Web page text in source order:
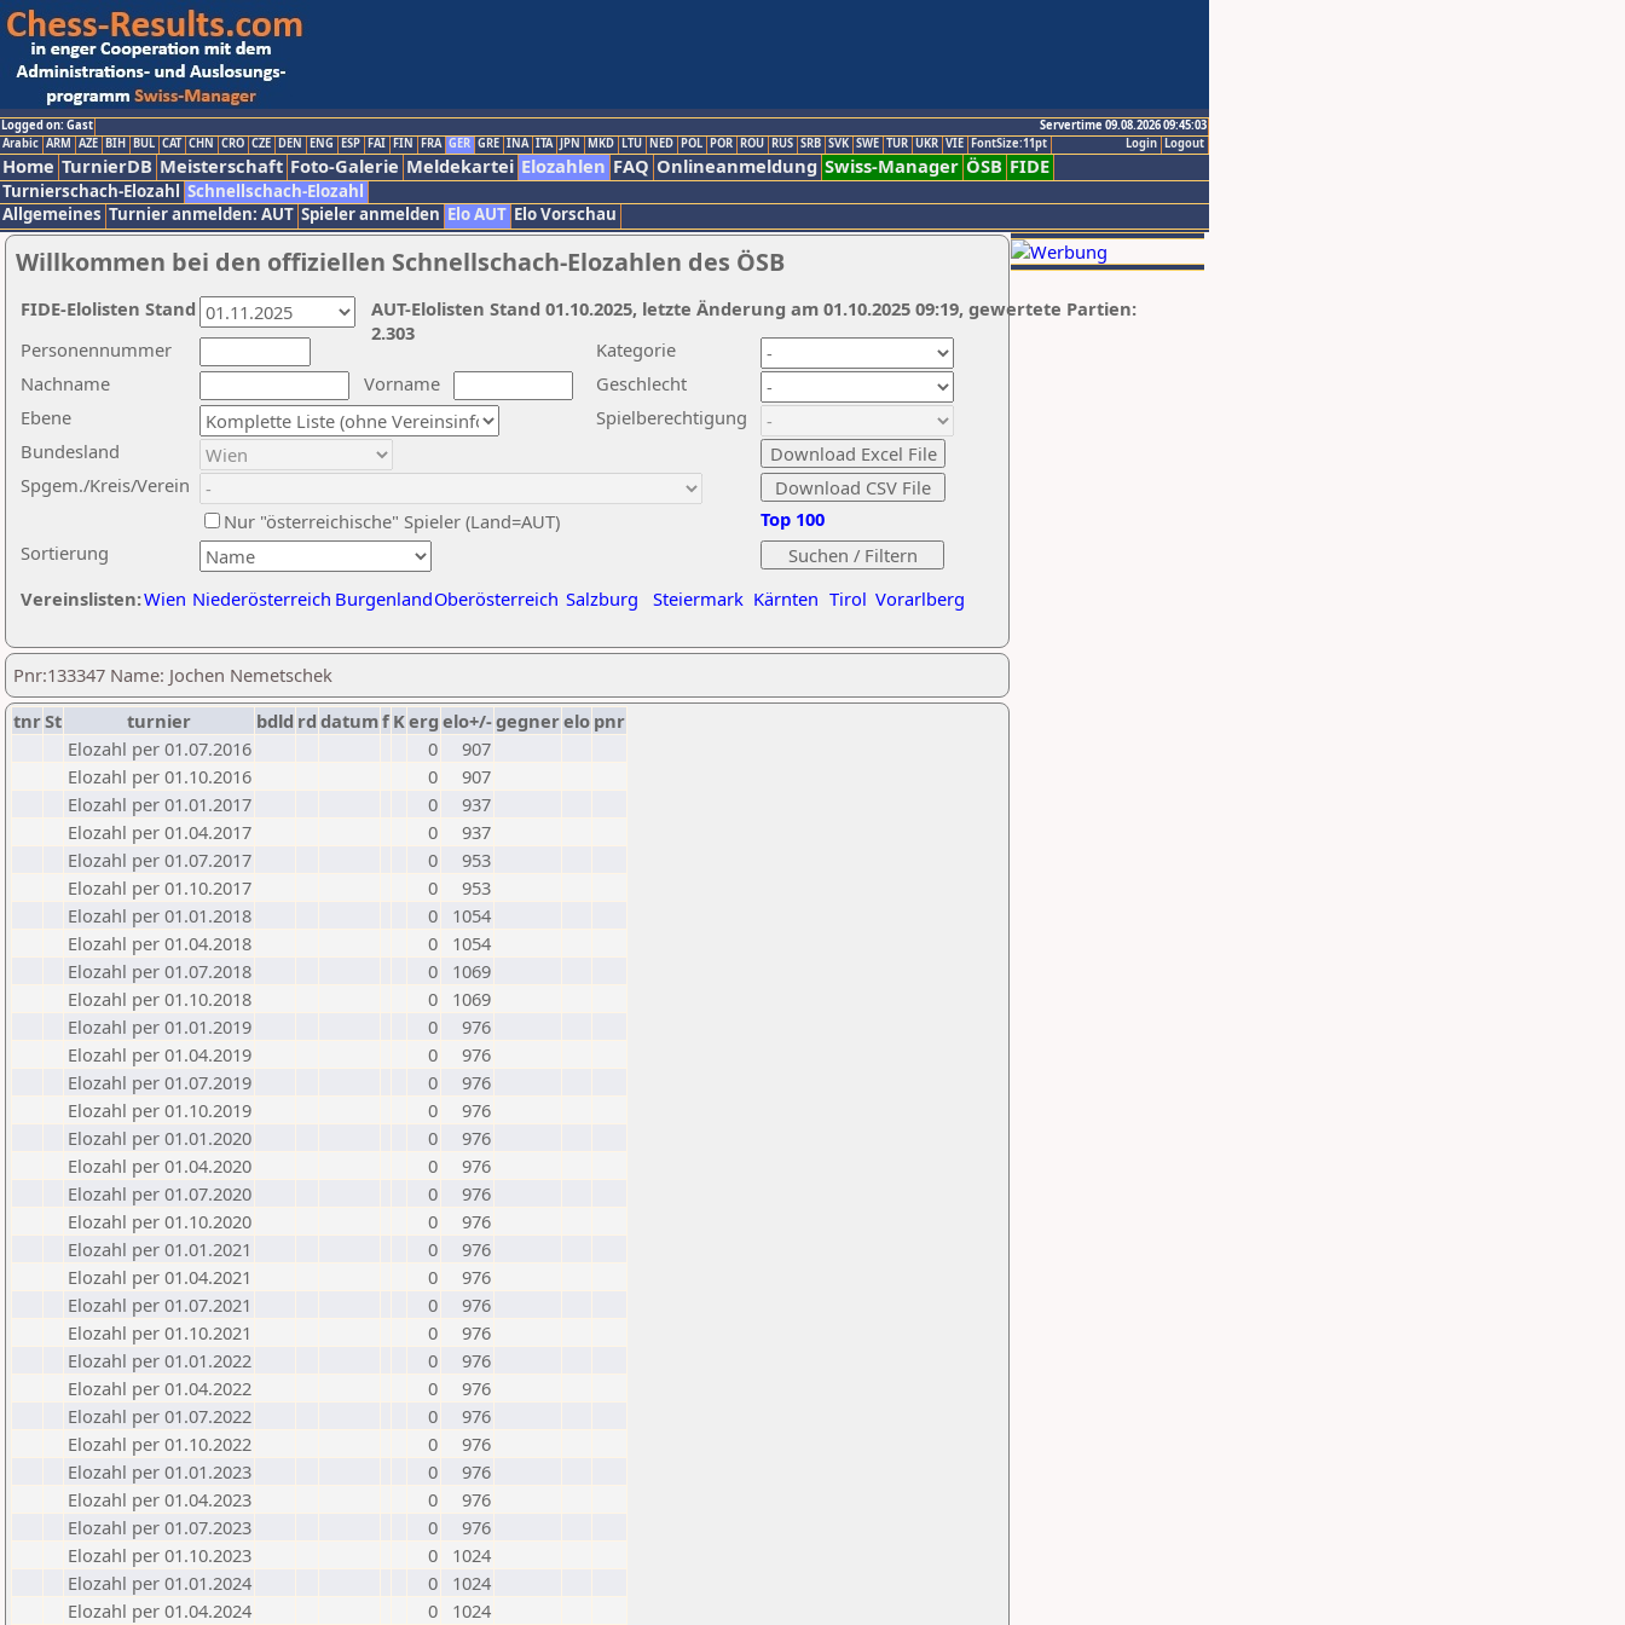
Logged on: Gast
Servertime 09.08.2026 09:45:03
Logout
Login
Arabic ARM AZE BIH BUL CAT CHN CRO CZE DEN ENG ESP FAI FIN FRA GER GRE INA ITA JPN MKD LTU NED POL POR ROU RUS SRB SVK SWE TUR UKR VIE FontSize:11pt
Home TurnierDB Meisterschaft Foto-Galerie Meldekartei Elozahlen FAQ Onlineanmeldung Swiss-Manager ÖSB FIDE
Turnierschach-Elozahl Schnellschach-Elozahl
Allgemeines Turnier anmelden: AUT Spieler anmelden Elo AUT Elo Vorschau
Willkommen bei den offiziellen Schnellschach-Elozahlen des ÖSB
Nachname
Vorname
Ebene
Kategorie
Sortierung
Personennummer
Bundesland
Spgem./Kreis/Verein
Geschlecht
Nur "österreichische" Spieler (Land=AUT)
Spielberechtigung
Vereinslisten:Wien Niederösterreich BurgenlandOberösterreich Salzburg Steiermark Kärnten Tirol Vorarlberg
Top 100
AUT-Elolisten Stand 01.10.2025, letzte Änderung am 01.10.2025 09:19, gewertete Partien:
2.303
FIDE-Elolisten Stand
Pnr:133347 Name: Jochen Nemetschek
tnrSt turnier bdld rd datumf Kerg elo+/-gegnerelo pnr
Elozahl per 01.07.2016
0
907
Elozahl per 01.10.2016
0
907
Elozahl per 01.01.2017
0
937
Elozahl per 01.04.2017
0
937
Elozahl per 01.07.2017
0
953
Elozahl per 01.10.2017
0
953
Elozahl per 01.01.2018
0
1054
Elozahl per 01.04.2018
0
1054
Elozahl per 01.07.2018
0
1069
Elozahl per 01.10.2018
0
1069
Elozahl per 01.01.2019
0
976
Elozahl per 01.04.2019
0
976
Elozahl per 01.07.2019
0
976
Elozahl per 01.10.2019
0
976
Elozahl per 01.01.2020
0
976
Elozahl per 01.04.2020
0
976
Elozahl per 01.07.2020
0
976
Elozahl per 01.10.2020
0
976
Elozahl per 01.01.2021
0
976
Elozahl per 01.04.2021
0
976
Elozahl per 01.07.2021
0
976
Elozahl per 01.10.2021
0
976
Elozahl per 01.01.2022
0
976
Elozahl per 01.04.2022
0
976
Elozahl per 01.07.2022
0
976
Elozahl per 01.10.2022
0
976
Elozahl per 01.01.2023
0
976
Elozahl per 01.04.2023
0
976
Elozahl per 01.07.2023
0
976
Elozahl per 01.10.2023
0
1024
Elozahl per 01.01.2024
0
1024
Elozahl per 01.04.2024
0 1024